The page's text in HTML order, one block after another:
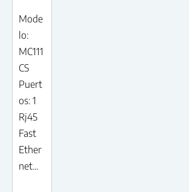
Mode
lo:
MC111
CS
Puert
os: 1
Rj45
Fast
Ether
net...